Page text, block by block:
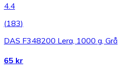
4.4
(183)
DAS F348200 Lera, 1000 g, Grå
65 kr